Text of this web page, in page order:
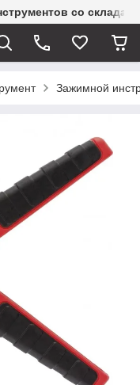
со склада
Зажимной